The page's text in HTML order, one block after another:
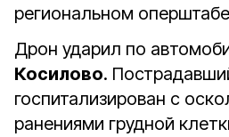
региональном
Дрон ударил по
Косилово.
госпитализирован с
ранениями грудной